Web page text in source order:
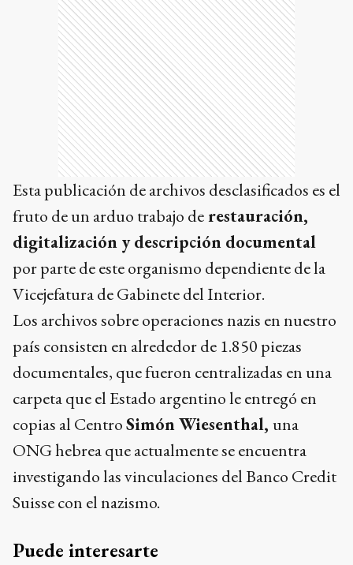
Esta publicación de archivos desclasificados es el
fruto de un arduo trabajo derestauración,
digitalización y descripción documental
por parte de este organismo dependiente de la
Vicejefatura de Gabinete del Interior.
Los archivos sobre operaciones nazis en nuestro
país consisten en alrededor de 1.850 piezas
documentales, que fueron centralizadas en una
carpeta que el Estado argentino le entregó en
copias al CentroSimón Wiesenthal, una
ONG hebrea que actualmente se encuentra
investigando las vinculaciones del Banco Credit
Suisse con el nazismo.
Puede interesarte